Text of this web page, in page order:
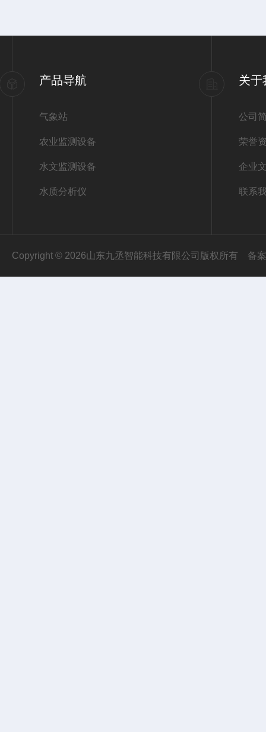
产品导航
气象站
农业监测设备
水文监测设备
水质分析仪
关于
公司
荣誉
企业
联系
Copyright © 2026山东九丞智能科技有限公司版权所有 备